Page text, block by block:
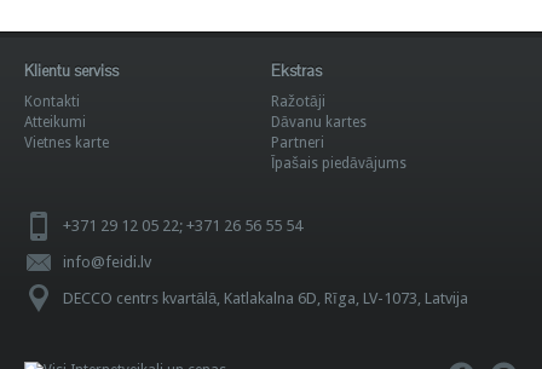
Klientu serviss
Kontakti
Atteikumi
Vietnes karte
Ekstras
Ražotāji
Dāvanu kartes
Partneri
Īpašais piedāvājums
+371 29 12 05 22; +371 26 56 55 54
info@feidi.lv
DECCO centrs kvartālā, Katlakalna 6D, Rīga, LV-1073, Latvija